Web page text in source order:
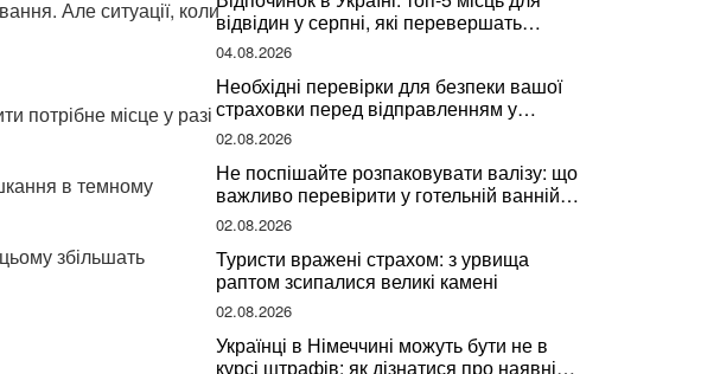
Але ситуації, коли
потрібне місце у разі
в темному
збільшать
відвідин у серпні, які перевершать
закордонні враження
04.08.2026
Необхідні перевірки для безпеки вашої
страховки перед відправленням у
подорож
02.08.2026
Не поспішайте розпаковувати валізу: що
важливо перевірити у готельній ванній
за словами досвідченої мандрівниці
02.08.2026
Туристи вражені страхом: з урвища
раптом зсипалися великі камені
02.08.2026
Українці в Німеччині можуть бути не в
курсі штрафів: як дізнатися про наявні